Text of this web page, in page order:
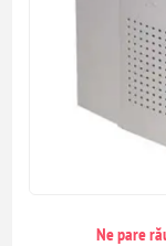
Ne pare